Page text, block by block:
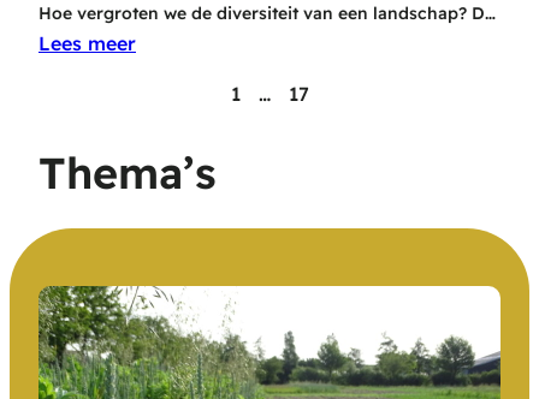
Hoe vergroten we de diversiteit van een landschap? D…
Lees meer
1 … 17
Thema’s